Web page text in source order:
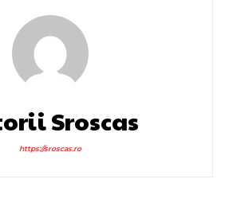
Sroscas
https://sroscas.ro